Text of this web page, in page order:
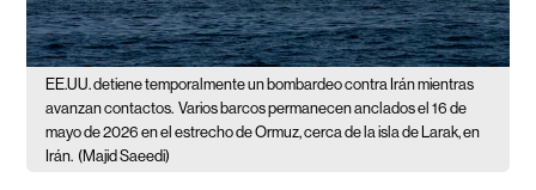
EE.UU. detiene temporalmente un bombardeo contra Irán mientras
avanzan contactos. Varios barcos permanecen anclados el 16 de
mayo de 2026 en el estrecho de Ormuz, cerca de la isla de Larak, en
Irán. (Majid Saeedi)